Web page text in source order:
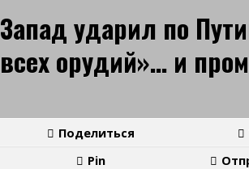
Запад ударил по
всех орудий»… и
Поделиться
Pin